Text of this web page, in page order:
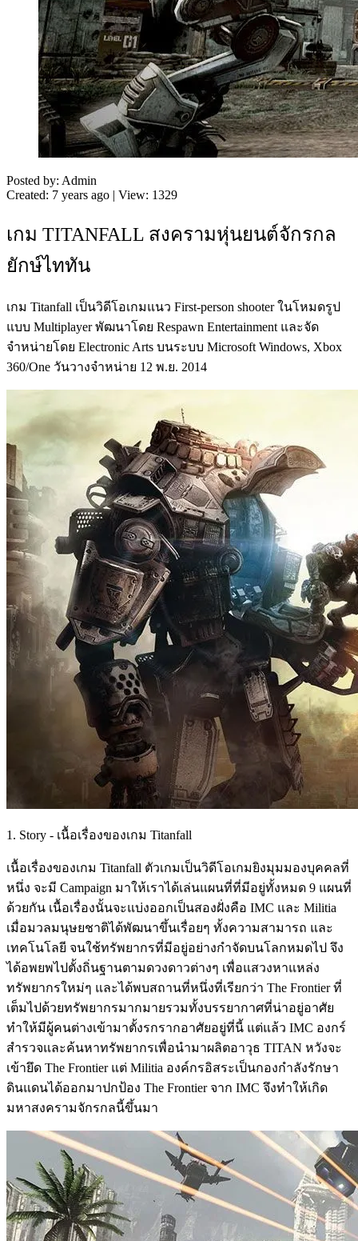
Posted by: Admin
Created: 7 years ago | View: 1329
เกม TITANFALL สงครามหุ่นยนต์จักรกล
ยักษ์ไททัน
เกม Titanfall เป็นวิดีโอเกมแนว First-person shooter ในโหมดรูป
แบบ Multiplayer พัฒนาโดย Respawn Entertainment และจัด
จำหน่ายโดย Electronic Arts บนระบบ Microsoft Windows, Xbox
360/One วันวางจำหน่าย 12 พ.ย. 2014
1. Story - เนื้อเรื่องของเกม Titanfall
เนื้อเรื่องของเกม Titanfall ตัวเกมเป็นวิดีโอเกมยิงมุมมองบุคคลที่
หนึ่ง จะมี Campaign มาให้เราได้เล่นแผนที่ที่มีอยู่ทั้งหมด 9 แผนที่
ด้วยกัน เนื้อเรื่องนั้นจะแบ่งออกเป็นสองฝั่งคือ IMC และ Militia
เมื่อมวลมนุษยชาติได้พัฒนาขึ้นเรื่อยๆ ทั้งความสามารถ และ
เทคโนโลยี จนใช้ทรัพยากรที่มีอยู่อย่างกำจัดบนโลกหมดไป จึง
ได้อพยพไปตั้งถิ่นฐานตามดวงดาวต่างๆ เพื่อแสวงหาแหล่ง
ทรัพยากรใหม่ๆ และได้พบสถานที่หนึ่งที่เรียกว่า The Frontier ที่
เต็มไปด้วยทรัพยากรมากมายรวมทั้งบรรยากาศที่น่าอยู่อาศัย
ทำให้มีผู้คนต่างเข้ามาตั้งรกรากอาศัยอยู่ที่นี้ แต่แล้ว IMC องกร์
สำรวจและค้นหาทรัพยากรเพื่อนำมาผลิตอาวุธ TITAN หวังจะ
เข้ายึด The Frontier แต่ Militia องค์กรอิสระเป็นกองกำลังรักษา
ดินแดนได้ออกมาปกป้อง The Frontier จาก IMC จึงทำให้เกิด
มหาสงครามจักรกลนี้ขึ้นมา